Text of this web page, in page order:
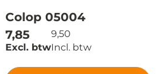
Colop 05004
7,85
Excl. btw
9,50
Incl. btw